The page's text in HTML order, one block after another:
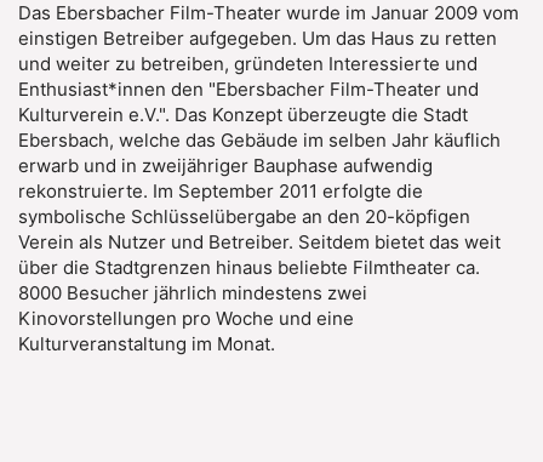
Das Ebersbacher Film-Theater wurde im Januar 2009 vom
einstigen Betreiber aufgegeben. Um das Haus zu retten
und weiter zu betreiben, gründeten Interessierte und
Enthusiast*innen den "Ebersbacher Film-Theater und
Kulturverein e.V.". Das Konzept überzeugte die Stadt
Ebersbach, welche das Gebäude im selben Jahr käuflich
erwarb und in zweijähriger Bauphase aufwendig
rekonstruierte. Im September 2011 erfolgte die
symbolische Schlüsselübergabe an den 20-köpfigen
Verein als Nutzer und Betreiber. Seitdem bietet das weit
über die Stadtgrenzen hinaus beliebte Filmtheater ca.
8000 Besucher jährlich mindestens zwei
Kinovorstellungen pro Woche und eine
Kulturveranstaltung im Monat.